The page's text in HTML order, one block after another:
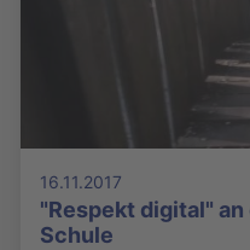
16.11.2017
"Respekt digital"
Schule